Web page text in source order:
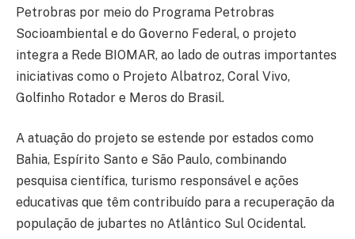
Petrobras por meio do Programa Petrobras
Socioambiental e do Governo Federal, o projeto
integra a Rede BIOMAR, ao lado de outras importantes
iniciativas como o Projeto Albatroz, Coral Vivo,
Golfinho Rotador e Meros do Brasil.
A atuação do projeto se estende por estados como
Bahia, Espírito Santo e São Paulo, combinando
pesquisa científica, turismo responsável e ações
educativas que têm contribuído para a recuperação da
população de jubartes no Atlântico Sul Ocidental.